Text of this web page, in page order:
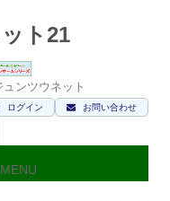
ト21
ンツウネット
お問い合わせ
ログイン
MENU